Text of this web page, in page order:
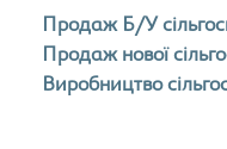
Продаж Б/У
Продаж нової
Виробництво